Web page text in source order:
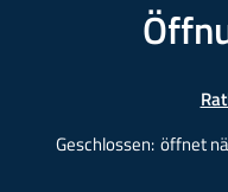
Klicken, um weitere
Geschlossen: öffnet